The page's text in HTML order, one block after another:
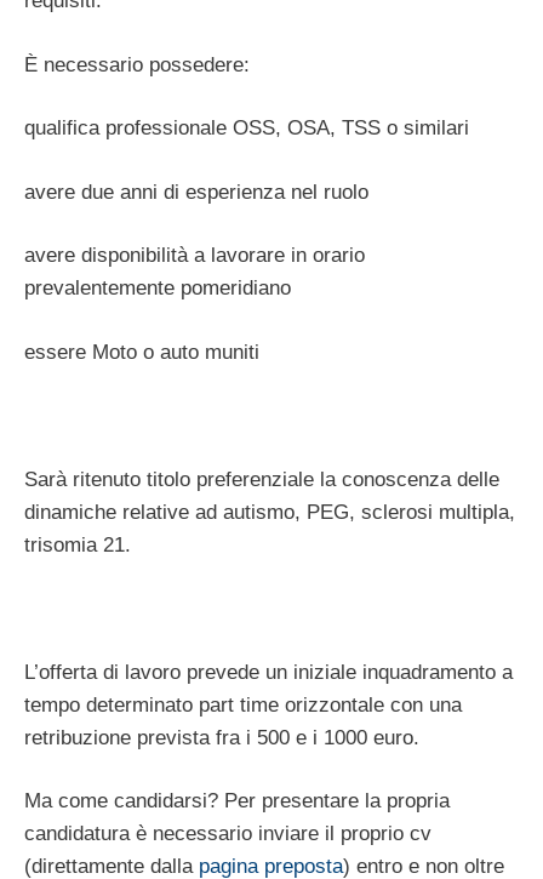
È necessario possedere:
qualifica professionale OSS, OSA, TSS o similari
avere due anni di esperienza nel ruolo
avere disponibilità a lavorare in orario
prevalentemente pomeridiano
essere Moto o auto muniti
Sarà ritenuto titolo preferenziale la conoscenza delle
dinamiche relative ad autismo, PEG, sclerosi multipla,
trisomia 21.
L’offerta di lavoro prevede un iniziale inquadramento a
tempo determinato part time orizzontale con una
retribuzione prevista fra i 500 e i 1000 euro.
Ma come candidarsi? Per presentare la propria
candidatura è necessario inviare il proprio cv
(direttamente dalla pagina preposta) entro e non oltre